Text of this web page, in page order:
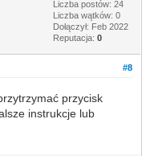
Liczba postów: 24
Liczba wątków: 0
Dołączył: Feb 2022
Reputacja: 0
#8
przycisk
instrukcje lub